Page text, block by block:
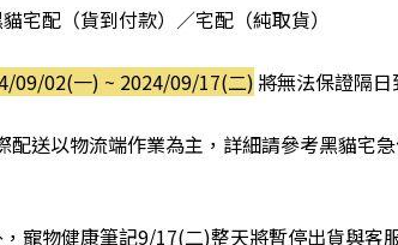
宅配（貨到付款）／宅配（純取貨）
09/02(一) ~ 2024/09/17(二) 將無法保證隔
配送以物流端作業為主 ， 詳細請參考黑貓宅
，寵物健康筆記9/17(二)整天將暫停出貨與客